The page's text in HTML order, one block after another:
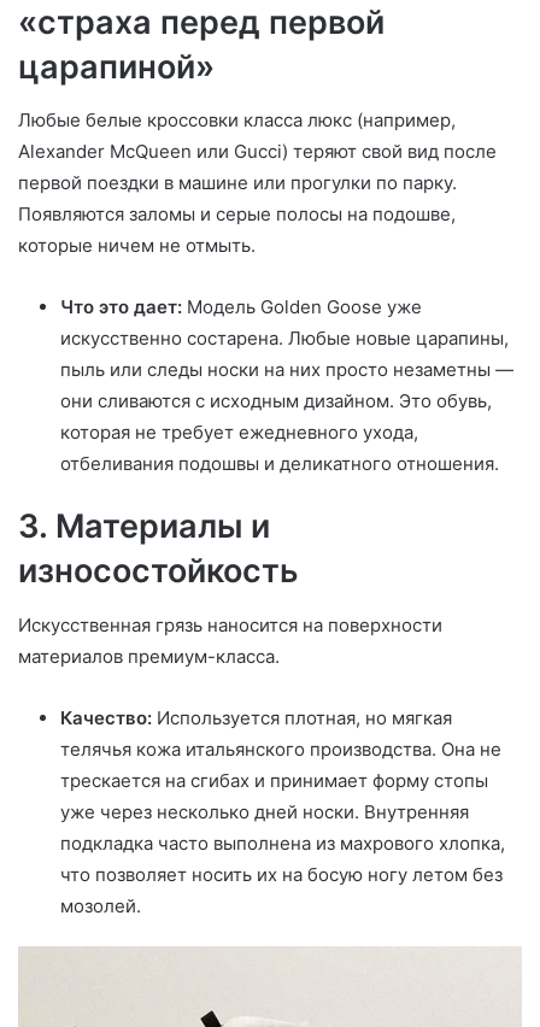
«страха перед первой
царапиной»
Любые белые кроссовки класса люкс (например,
Alexander McQueen или Gucci) теряют свой вид после
первой поездки в машине или прогулки по парку.
Появляются заломы и серые полосы на подошве,
которые ничем не отмыть.
Что это дает: Модель Golden Goose уже
искусственно состарена. Любые новые царапины,
пыль или следы носки на них просто незаметны —
они сливаются с исходным дизайном. Это обувь,
которая не требует ежедневного ухода,
отбеливания подошвы и деликатного отношения.
3. Материалы и
износостойкость
Искусственная грязь наносится на поверхности
материалов премиум-класса.
Качество: Используется плотная, но мягкая
телячья кожа итальянского производства. Она не
трескается на сгибах и принимает форму стопы
уже через несколько дней носки. Внутренняя
подкладка часто выполнена из махрового хлопка,
что позволяет носить их на босую ногу летом без
мозолей.